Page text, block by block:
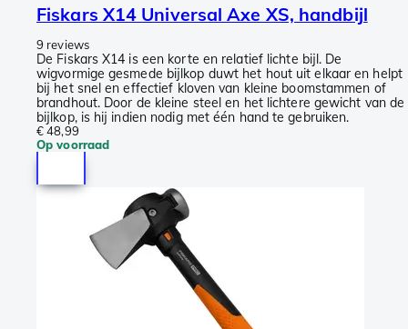
Fiskars X14 Universal Axe XS, handbijl
9 reviews
De Fiskars X14 is een korte en relatief lichte bijl. De
wigvormige gesmede bijlkop duwt het hout uit elkaar en helpt
bij het snel en effectief kloven van kleine boomstammen of
brandhout. Door de kleine steel en het lichtere gewicht van de
bijlkop, is hij indien nodig met één hand te gebruiken.
€ 48,99
Op voorraad